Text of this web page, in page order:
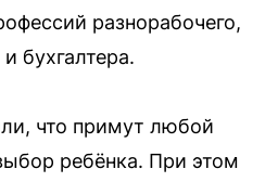
разнорабочего,
бухгалтера.
что примут любой
ребёнка. При этом